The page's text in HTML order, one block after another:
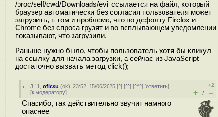
/proc/self/cwd/Downloads/evil ссылается на файл, который
браузер автоматически без согласия пользователя может
загрузить, в том и проблема, что по дефолту Firefox и
Chrome без спроса грузят и во всплывающем уведомлении
показывают, что загрузили.
Раньше нужно было, чтобы пользователь хотя бы кликул
на ссылку для начала загрузки, а сейчас из JavaScript
достаточно вызвать метод click();
3.11 ,oficsu (ok), 23:52, 15/06/2025 [^] [^^] [^^^] [ответить]
[к модератору]
+2
+ / –
Спасибо, так действительно звучит намного
опаснее